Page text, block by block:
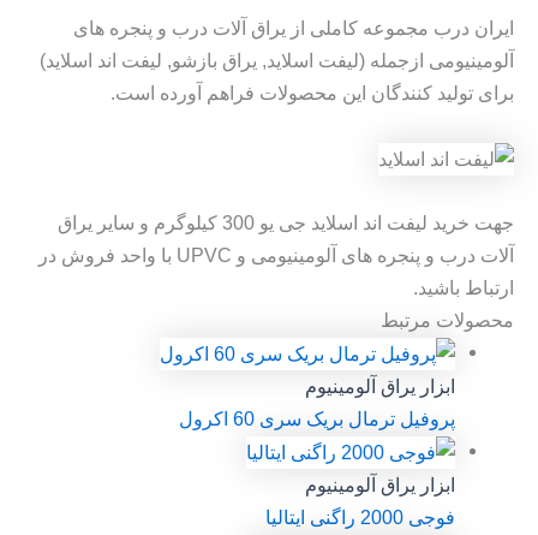
ایران درب مجموعه کاملی از یراق آلات درب و پنجره های
آلومینیومی ازجمله (لیفت اسلاید, یراق بازشو, لیفت اند اسلاید)
برای تولید کنندگان این محصولات فراهم آورده است.
جهت خرید لیفت اند اسلاید جی یو 300 کیلوگرم و سایر یراق
آلات درب و پنجره های آلومینیومی و UPVC با واحد فروش در
ارتباط باشید.
محصولات مرتبط
ابزار یراق آلومینیوم
پروفیل ترمال بریک سری 60 اکرول
ابزار یراق آلومینیوم
فوجی 2000 راگنی ایتالیا